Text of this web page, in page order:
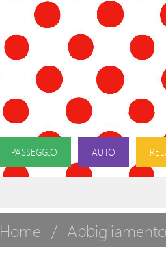
PASSEGGIO AUTO
Home